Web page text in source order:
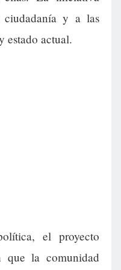
ciudadanía y a las
estado actual.
el proyecto
que la comunidad